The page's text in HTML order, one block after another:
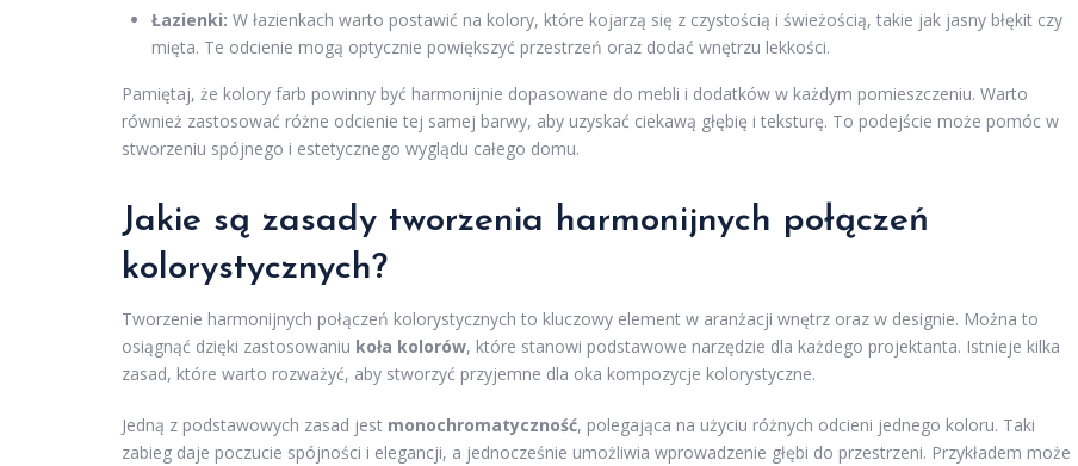
Łazienki: W łazienkach warto postawić na kolory, które kojarzą się z czystością i świeżością, takie jak jasny błękit czy
mięta. Te odcienie mogą optycznie powiększyć przestrzeń oraz dodać wnętrzu lekkości.
Pamiętaj, że kolory farb powinny być harmonijnie dopasowane do mebli i dodatków w każdym pomieszczeniu. Warto
również zastosować różne odcienie tej samej barwy, aby uzyskać ciekawą głębię i teksturę. To podejście może pomóc w
stworzeniu spójnego i estetycznego wyglądu całego domu.
Jakie są zasady tworzenia harmonijnych połączeń
kolorystycznych?
Tworzenie harmonijnych połączeń kolorystycznych to kluczowy element w aranżacji wnętrz oraz w designie. Można to
osiągnąć dzięki zastosowaniu koła kolorów, które stanowi podstawowe narzędzie dla każdego projektanta. Istnieje kilka
zasad, które warto rozważyć, aby stworzyć przyjemne dla oka kompozycje kolorystyczne.
Jedną z podstawowych zasad jest monochromatyczność, polegająca na użyciu różnych odcieni jednego koloru. Taki
zabieg daje poczucie spójności i elegancji, a jednocześnie umożliwia wprowadzenie głębi do przestrzeni. Przykładem może